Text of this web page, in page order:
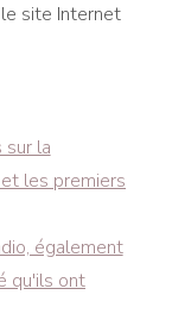
site Internet
sur la
les premiers
également
qu'ils ont